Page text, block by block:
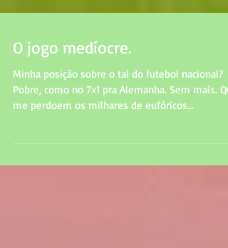
O jogo medíocre.
Minha posição sobre o tal do futebol nacional?
Pobre, como no 7x1 pra Alemanha. Sem mais.